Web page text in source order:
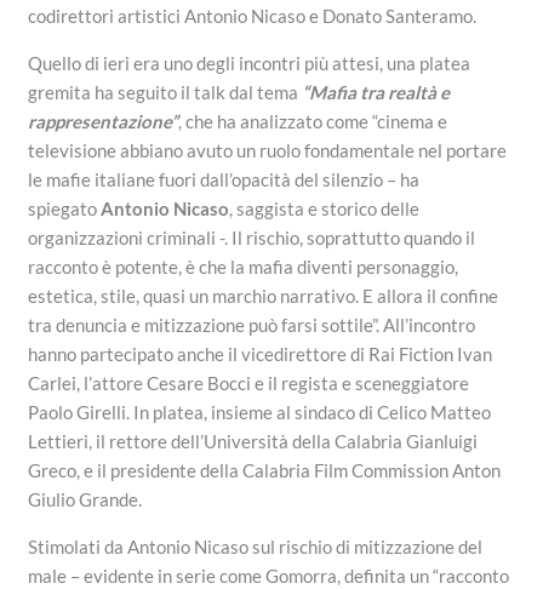
codirettori artistici Antonio Nicaso e Donato Santeramo.
Quello di ieri era uno degli incontri più attesi, una platea
gremita ha seguito il talk dal tema “Mafia tra realtà e
rappresentazione”, che ha analizzato come “cinema e
televisione abbiano avuto un ruolo fondamentale nel portare
le mafie italiane fuori dall’opacità del silenzio – ha
spiegatoAntonio Nicaso, saggista e storico delle
organizzazioni criminali -. Il rischio, soprattutto quando il
racconto è potente, è che la mafia diventi personaggio,
estetica, stile, quasi un marchio narrativo. E allora il confine
tra denuncia e mitizzazione può farsi sottile”. All’incontro
hanno partecipato anche il vicedirettore di Rai Fiction Ivan
Carlei, l’attore Cesare Bocci e il regista e sceneggiatore
Paolo Girelli. In platea, insieme al sindaco di Celico Matteo
Lettieri, il rettore dell’Università della Calabria Gianluigi
Greco, e il presidente della Calabria Film Commission Anton
Giulio Grande.
Stimolati da Antonio Nicaso sul rischio di mitizzazione del
male – evidente in serie come Gomorra, definita un “racconto